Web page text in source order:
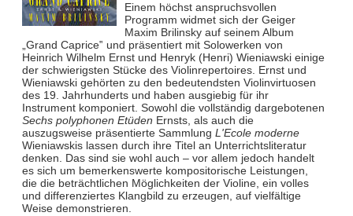
Einem höchst anspruchsvollen
Programm widmet sich der Geiger
Maxim Brilinsky auf seinem Album
„Grand Caprice‟ und präsentiert mit Solowerken von
Heinrich Wilhelm Ernst und Henryk (Henri) Wieniawski einige
der schwierigsten Stücke des Violinrepertoires. Ernst und
Wieniawski gehörten zu den bedeutendsten Violinvirtuosen
des 19. Jahrhunderts und haben ausgiebig für ihr
Instrument komponiert. Sowohl die vollständig dargebotenen
Sechs polyphonen Etüden Ernsts, als auch die
auszugsweise präsentierte Sammlung L'Ecole moderne
Wieniawskis lassen durch ihre Titel an Unterrichtsliteratur
denken. Das sind sie wohl auch – vor allem jedoch handelt
es sich um bemerkenswerte kompositorische Leistungen,
die die beträchtlichen Möglichkeiten der Violine, ein volles
und differenziertes Klangbild zu erzeugen, auf vielfältige
Weise demonstrieren.